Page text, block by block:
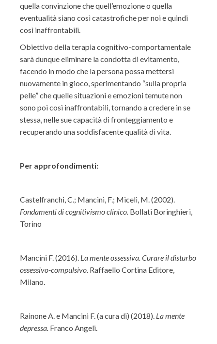
quella convinzione che quell’emozione o quella
eventualità siano così catastrofiche per noi e quindi
così inaffrontabili.
Obiettivo della terapia cognitivo-comportamentale
sarà dunque eliminare la condotta di evitamento,
facendo in modo che la persona possa mettersi
nuovamente in gioco, sperimentando “sulla propria
pelle” che quelle situazioni e emozioni temute non
sono poi così inaffrontabili, tornando a credere in se
stessa, nelle sue capacità di fronteggiamento e
recuperando una soddisfacente qualità di vita.
Per approfondimenti:
Castelfranchi, C.; Mancini, F.; Miceli, M. (2002).
Fondamenti di cognitivismo clinico.Bollati Boringhieri,
Torino
Mancini F. (2016). La mente ossessiva. Curare il disturbo
ossessivo-compulsivo.Raffaello Cortina Editore,
Milano.
Rainone A. e Mancini F. (a cura di) (2018).La mente
depressa. Franco Angeli.